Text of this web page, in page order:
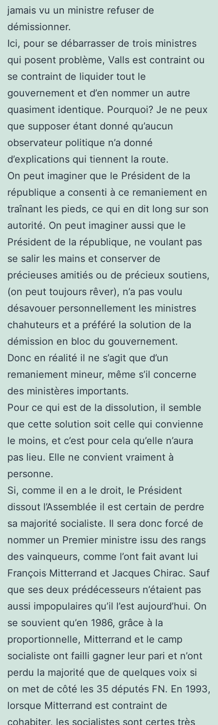
jamais vu un ministre refuser de
démissionner.
Ici, pour se débarrasser de trois ministres
qui posent problème, Valls est contraint ou
se contraint de liquider tout le
gouvernement et d’en nommer un autre
quasiment identique. Pourquoi? Je ne peux
que supposer étant donné qu’aucun
observateur politique n’a donné
d’explications qui tiennent la route.
On peut imaginer que le Président de la
république a consenti à ce remaniement en
traînant les pieds, ce qui en dit long sur son
autorité. On peut imaginer aussi que le
Président de la république, ne voulant pas
se salir les mains et conserver de
précieuses amitiés ou de précieux soutiens,
(on peut toujours rêver), n’a pas voulu
désavouer personnellement les ministres
chahuteurs et a préféré la solution de la
démission en bloc du gouvernement.
Donc en réalité il ne s’agit que d’un
remaniement mineur, même s’il concerne
des ministères importants.
Pour ce qui est de la dissolution, il semble
que cette solution soit celle qui convienne
le moins, et c’est pour cela qu’elle n’aura
pas lieu. Elle ne convient vraiment à
personne.
Si, comme il en a le droit, le Président
dissout l’Assemblée il est certain de perdre
sa majorité socialiste. Il sera donc forcé de
nommer un Premier ministre issu des rangs
des vainqueurs, comme l’ont fait avant lui
François Mitterrand et Jacques Chirac. Sauf
que ses deux prédécesseurs n’étaient pas
aussi impopulaires qu’il l’est aujourd’hui. On
se souvient qu’en 1986, grâce à la
proportionnelle, Mitterrand et le camp
socialiste ont failli gagner leur pari et n’ont
perdu la majorité que de quelques voix si
on met de côté les 35 députés FN. En 1993,
lorsque Mitterrand est contraint de
cohabiter, les socialistes sont certes très